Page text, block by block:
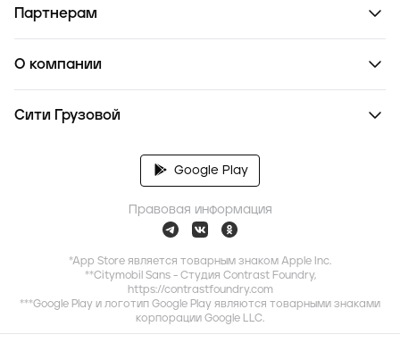
Партнерам
О компании
Сити Грузовой
Google Play
Правовая информация
*App Store является товарным знаком Apple Inc.
**Citymobil Sans - Студия Contrast Foundry,
https://contrastfoundry.com
***Google Play и логотип Google Play являются товарными знаками
корпорации Google LLC.